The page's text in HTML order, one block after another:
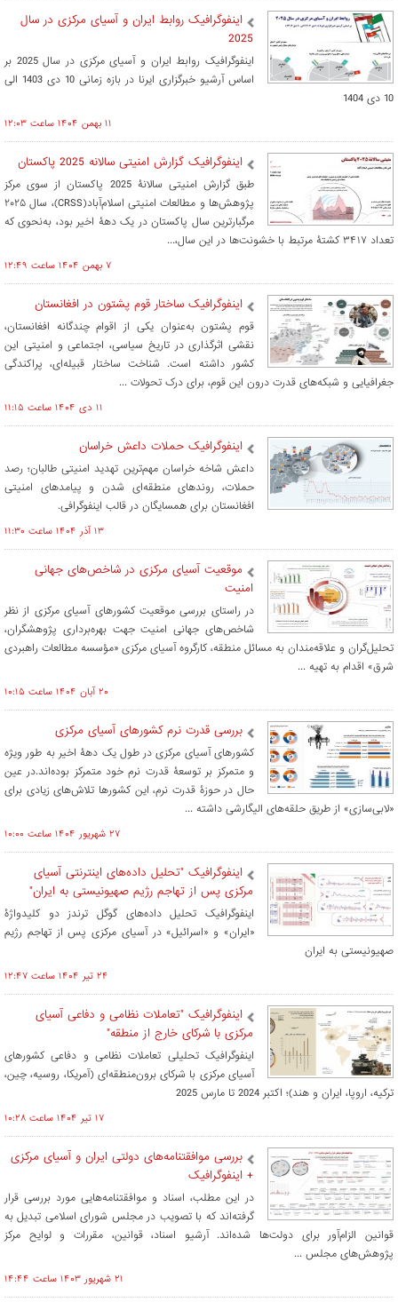
اینفوگرافیک روابط ایران و آسیای مرکزی در سال
2025
اینفوگرافیک روابط ایران و آسیای مرکزی در سال 2025 بر
اساس آرشیو خبرگزاری ایرنا در بازه زمانی 10 دی 1403 الی
10 دی 1404
۱۱ بهمن ۱۴۰۴ ساعت ۱۲:۰۳
اینفوگرافیک گزارش امنیتی سالانه 2025 پاکستان
طبق گزارش امنیتی سالانۀ 2025 پاکستان از سوی مرکز
پژوهش‌ها و مطالعات امنیتی اسلام‌‌آباد(CRSS)، سال ۲۰۲۵
مرگبارترین سال پاکستان در یک دهۀ اخیر بود، به‌نحوی که
تعداد ۳۴۱۷ کشتۀ مرتبط با خشونت‌ها در این سال،...
۷ بهمن ۱۴۰۴ ساعت ۱۲:۴۹
اینفوگرافیک ساختار قوم پشتون در افغانستان
قوم پشتون به‌عنوان یکی از اقوام چندگانه افغانستان،
نقشی اثرگذاری در تاریخ سیاسی، اجتماعی و امنیتی این
کشور داشته است. شناخت ساختار قبیله‌ای، پراکندگی
جغرافیایی و شبکه‌های قدرت درون این قوم، برای درک تحولات ...
۱۱ دی ۱۴۰۴ ساعت ۱۱:۱۵
اینفوگرافیک حملات داعش خراسان
داعش شاخه خراسان مهم‌ترین تهدید امنیتی طالبان؛ رصد
حملات، روندهای منطقه‌ای شدن و پیامدهای امنیتی
افغانستان برای همسایگان در قالب اینفوگرافی.
۱۳ آذر ۱۴۰۴ ساعت ۱۱:۳۰
موقعیت آسیای مرکزی در شاخص‌های جهانی
امنیت
در راستای بررسی موقعیت کشورهای آسیای مرکزی از نظر
شاخص‌های جهانی امنیت جهت بهره‌برداری پژوهشگران،
تحلیل‌گران و علاقه‌مندان به مسائل منطقه، کارگروه آسیای مرکزی «مؤسسه مطالعات راهبردی
شرق» اقدام به تهیه ...
۲۰ آبان ۱۴۰۴ ساعت ۱۰:۱۵
بررسی قدرت نرم کشورهای آسیای مرکزی
کشورهای آسیای مرکزی در طول یک دهۀ اخیر به طور ویژه
و متمرکز بر توسعۀ قدرت نرم خود متمرکز بوده‌اند.در عین
حال در حوزۀ قدرت نرم، این کشورها تلاش‌های زیادی برای
«لابی‌سازی» از طریق حلقه‌های الیگارشی داشته ...
۲۷ شهريور ۱۴۰۴ ساعت ۱۰:۰۰
اینفوگرافیک "تحلیل داده‌های اینترنتی آسیای
مرکزی پس از تهاجم رژیم صهیونیستی به ایران"
اینفوگرافیک تحلیل داده‌های گوگل ترندز دو کلیدواژۀ
«ایران» و «اسرائیل» در آسیای مرکزی پس از تهاجم رژیم
صهیونیستی به ایران
۲۴ تير ۱۴۰۴ ساعت ۱۲:۴۷
اینفوگرافیک "تعاملات نظامی و دفاعی آسیای
مرکزی با شرکای خارج از منطقه"
اینفوگرافیک تحلیلی تعاملات نظامی و دفاعی کشورهای
آسیای مرکزی با شرکای برون‌منطقه‌ای (آمریکا، روسیه، چین،
ترکیه، اروپا، ایران و هند)؛ اکتبر 2024 تا مارس 2025
۱۷ تير ۱۴۰۴ ساعت ۱۰:۲۸
بررسی موافقتنامه‌های دولتی ایران و آسیای مرکزی
+ اینفوگرافیک
در این مطلب، اسناد و موافقتنامه‌هایی مورد بررسی قرار
گرفته‌اند که با تصویب در مجلس شورای اسلامی تبدیل به
قوانین الزام‌آور برای دولت‌ها شده‌اند. آرشیو اسناد، قوانین، مقررات و لوایح مرکز
پژوهش‌های مجلس ...
۲۱ شهريور ۱۴۰۳ ساعت ۱۴:۴۴